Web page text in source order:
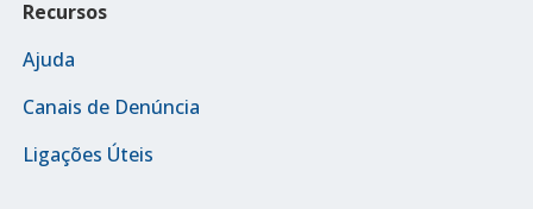
Recursos
Ajuda
Canais de Denúncia
Ligações Úteis